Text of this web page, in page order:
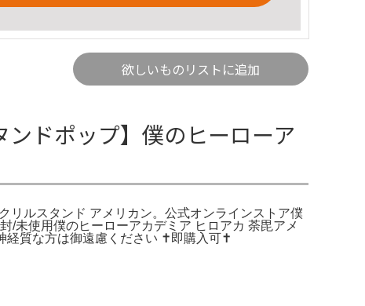
欲しいものリストに追加
ドポップ】僕のヒーローア
リルスタンド アメリカン。公式オンラインストア僕
/未使用僕のヒーローアカデミア ヒロアカ 荼毘アメ
経質な方は御遠慮ください ‪✝︎即購入可‪✝︎